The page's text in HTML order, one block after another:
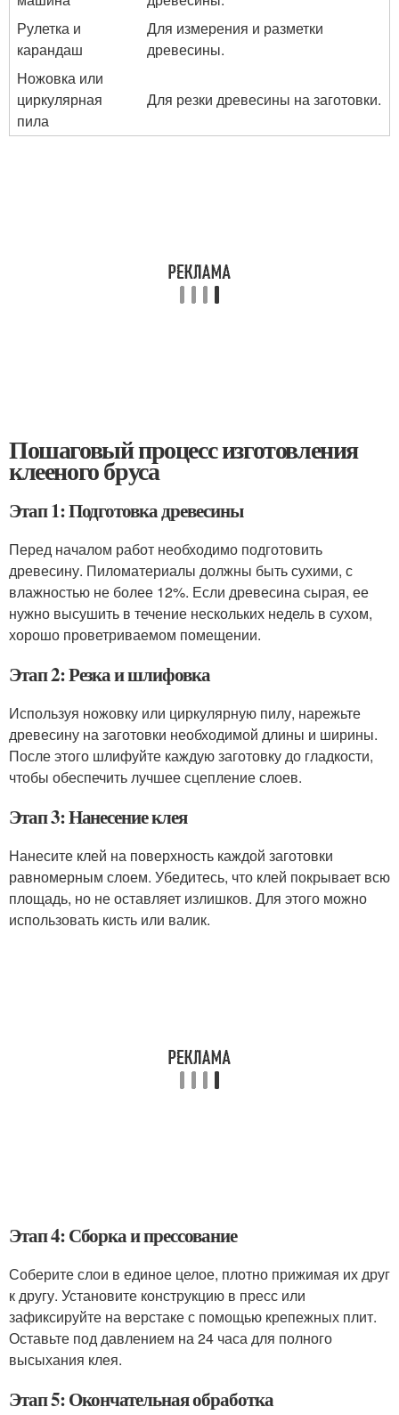
Рулетка и
карандаш
Для измерения и разметки
древесины.
Ножовка или
циркулярная
пила
Для резки древесины на заготовки.
Пошаговый процесс изготовления
клееного бруса
Этап 1: Подготовка древесины
Перед началом работ необходимо подготовить
древесину. Пиломатериалы должны быть сухими, с
влажностью не более 12%. Если древесина сырая, ее
нужно высушить в течение нескольких недель в сухом,
хорошо проветриваемом помещении.
Этап 2: Резка и шлифовка
Используя ножовку или циркулярную пилу, нарежьте
древесину на заготовки необходимой длины и ширины.
После этого шлифуйте каждую заготовку до гладкости,
чтобы обеспечить лучшее сцепление слоев.
Этап 3: Нанесение клея
Нанесите клей на поверхность каждой заготовки
равномерным слоем. Убедитесь, что клей покрывает всю
площадь, но не оставляет излишков. Для этого можно
использовать кисть или валик.
Этап 4: Сборка и прессование
Соберите слои в единое целое, плотно прижимая их друг
к другу. Установите конструкцию в пресс или
зафиксируйте на верстаке с помощью крепежных плит.
Оставьте под давлением на 24 часа для полного
высыхания клея.
Этап 5: Окончательная обработка